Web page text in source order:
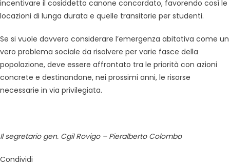
incentivare il cosiddetto canone concordato, favorendo così le
locazioni di lunga durata e quelle transitorie per studenti.
Se si vuole davvero considerare l’emergenza abitativa come un
vero problema sociale da risolvere per varie fasce della
popolazione, deve essere affrontato tra le priorità con azioni
concrete e destinandone, nei prossimi anni, le risorse
necessarie in via privilegiata.
Il segretario gen. Cgil Rovigo – Pieralberto Colombo
Condividi